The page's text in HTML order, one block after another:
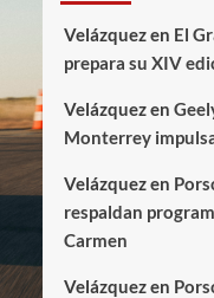
Velázquezen El
prepara su XIV
Velázquezen
Monterrey
Velázquezen
respaldan
Carmen
Velázquezen